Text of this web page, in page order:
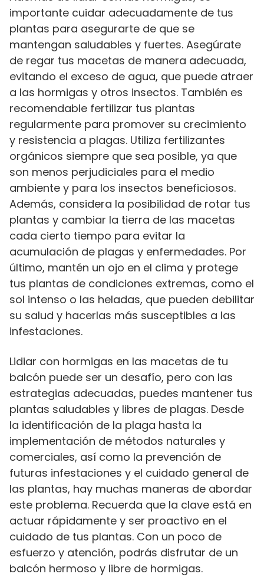
importante cuidar adecuadamente de tus
plantas para asegurarte de que se
mantengan saludables y fuertes. Asegúrate
de regar tus macetas de manera adecuada,
evitando el exceso de agua, que puede atraer
a las hormigas y otros insectos. También es
recomendable fertilizar tus plantas
regularmente para promover su crecimiento
y resistencia a plagas. Utiliza fertilizantes
orgánicos siempre que sea posible, ya que
son menos perjudiciales para el medio
ambiente y para los insectos beneficiosos.
Además, considera la posibilidad de rotar tus
plantas y cambiar la tierra de las macetas
cada cierto tiempo para evitar la
acumulación de plagas y enfermedades. Por
último, mantén un ojo en el clima y protege
tus plantas de condiciones extremas, como el
sol intenso o las heladas, que pueden debilitar
su salud y hacerlas más susceptibles a las
infestaciones.
Lidiar con hormigas en las macetas de tu
balcón puede ser un desafío, pero con las
estrategias adecuadas, puedes mantener tus
plantas saludables y libres de plagas. Desde
la identificación de la plaga hasta la
implementación de métodos naturales y
comerciales, así como la prevención de
futuras infestaciones y el cuidado general de
las plantas, hay muchas maneras de abordar
este problema. Recuerda que la clave está en
actuar rápidamente y ser proactivo en el
cuidado de tus plantas. Con un poco de
esfuerzo y atención, podrás disfrutar de un
balcón hermoso y libre de hormigas.